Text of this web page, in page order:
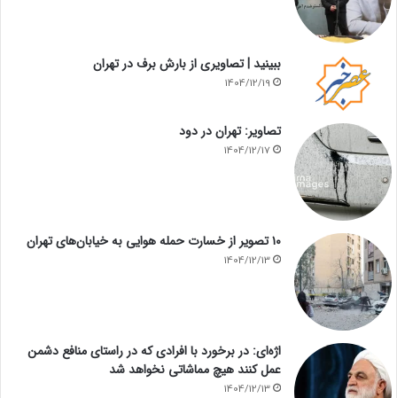
ببینید | تصاویری از بارش برف در تهران
1404/12/19
تصاویر: تهران در دود
1404/12/17
۱۰ تصویر از خسارت حمله هوایی به خیابان‌های تهران
1404/12/13
اژه‌ای: در برخورد با افرادی که در راستای منافع دشمن
عمل کنند هیچ مماشاتی نخواهد شد
1404/12/13